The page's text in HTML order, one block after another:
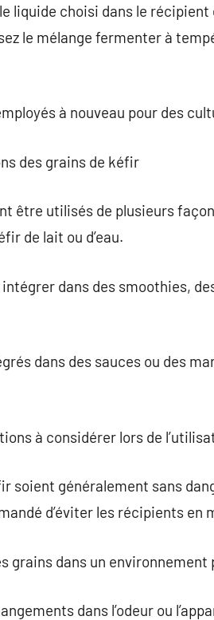
liquide choisi dans le
le mélange fermenter à
à nouveau pour des
des grains de kéfir
être utilisés de plusieurs
de lait ou d’eau.
dans des smoothies,
dans des sauces ou des
à considérer lors de
soient généralement sans
d’éviter les récipients
grains dans un
dans l’odeur ou